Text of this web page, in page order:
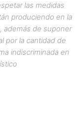
las medidas
produciendo en la
además de suponer
por la cantidad de
indiscriminada en